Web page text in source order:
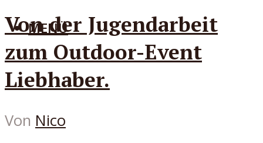
MENÜ
Von der Jugendarbeit
zum Outdoor-Event
Liebhaber.
Von Nico